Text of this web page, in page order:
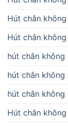
Hút chân
Hút chân
hút chân không
hút chân không
hút chân
Hút chân